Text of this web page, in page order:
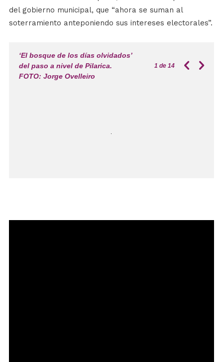
del gobierno municipal, que “ahora se suman al
soterramiento anteponiendo sus intereses electorales”.
‘El bosque de los días olvidados’
del paso a nivel de Pilarica.
FOTO: Jorge Ovelleiro
1 de 14